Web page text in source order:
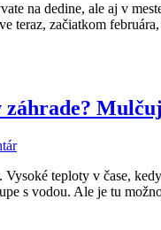
na dedine, ale aj v
teraz, začiatkom
záhrade?
Vysoké teploty v čase,
s vodou. Ale je tu